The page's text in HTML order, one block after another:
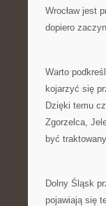
Wrocław jest
dopiero
Warto
kojarzyć się
Dzięki temu
Zgorzelca,
być
Dolny Śląsk
pojawiają się